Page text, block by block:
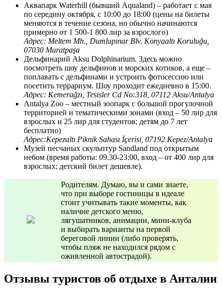
Аквапарк Waterhill (бывший Aqualand) – работает с мая
по середину октября, с 10:00 до 18:00 (цены на билеты
меняются в течение сезона, но обычно начинаются
примерно от 1 500-1 800 лир за взрослого)
Адрес: Meltem Mh., Dumlupınar Blv. Konyaaltı Koruluğu,
07030 Muratpaşa
Дельфинарий Aksu Dolphinarium. Здесь можно
посмотреть шоу дельфинов и морских котиков, а еще –
поплавать с дельфинами и устроить фотосессию или
посетить террариум. Шоу проходит ежедневно в 15:00.
Адрес: Kemerağzı, Tesisler Cd No:318, 07112 Aksu/Antalya
Antalya Zoo – местный зоопарк с большой прогулочной
территорией и тематическими зонами (вход – 50 лир для
взрослых и 25 лир для студентов; детям до 7 лет
бесплатно)
Адрес:Kepezaltı Piknik Sahası İçerisi, 07192 Kepez/Antalya
Музей песчаных скульптур Sandland под открытым
небом (время работы: 09.30-23:00, вход – от 400 лир для
взрослых; детский билет дешевле).
Родителям. Думаю, вы и сами знаете,
что при выборе гостиницы в идеале
стоит учитывать такие моменты, как
наличие детского меню,
лягушатников, анимации, мини-клуба
и выбирать варианты на первой
береговой линии (либо проверять,
чтобы пляж не находился рядом с
оживленной автострадой).
Отзывы туристов об отдыхе в Анталии